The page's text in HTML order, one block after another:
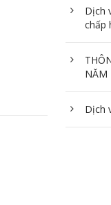
Dịch
chấp
NĂM
Dịch